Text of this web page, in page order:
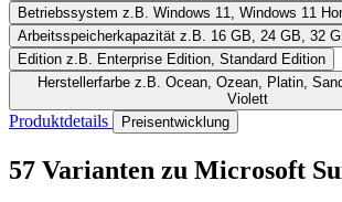
Betriebssystem z.B. Windows 11, Windows 11
Arbeitsspeicherkapazität z.B. 16 GB, 24 GB, 32
Edition z.B. Enterprise Edition, Standard Edition
Herstellerfarbez.B. Ocean, Ozean, Platin, Sand, Schwarz, Silber,
Violett
Produktdetails Preisentwicklung
57 Varianten zu Microsoft